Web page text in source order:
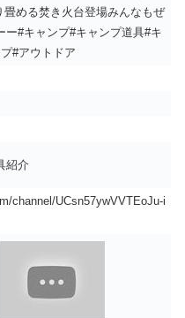
める焚き火台登場みんなもぜ
ー#キャンプ#キャンプ道具#キ
#アウトドア
紹介
channel/UCsn57ywVVTEoJu-i